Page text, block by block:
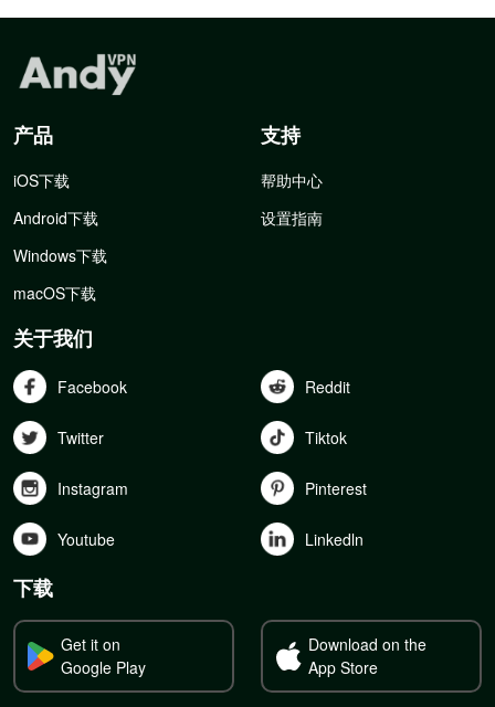
产品
iOS下载
Android下载
Windows下载
macOS下载
支持
帮助中心
设置指南
关于我们
Facebook Reddit
Twitter Tiktok
Instagram Pinterest
Youtube Linkedln
下载
Get it on
Google Play
Download on the
App Store